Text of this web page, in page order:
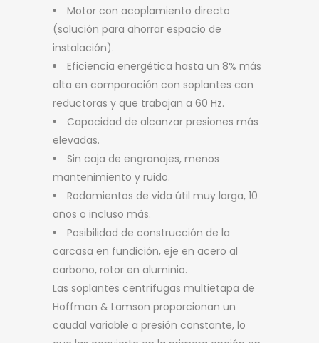
Motor con acoplamiento directo
(solución para ahorrar espacio de
instalación).
Eficiencia energética hasta un 8% más
alta en comparación con soplantes con
reductoras y que trabajan a 60 Hz.
Capacidad de alcanzar presiones más
elevadas.
Sin caja de engranajes, menos
mantenimiento y ruido.
Rodamientos de vida útil muy larga, 10
años o incluso más.
Posibilidad de construcción de la
carcasa en fundición, eje en acero al
carbono, rotor en aluminio.
Las soplantes centrífugas multietapa de
Hoffman & Lamson proporcionan un
caudal variable a presión constante, lo